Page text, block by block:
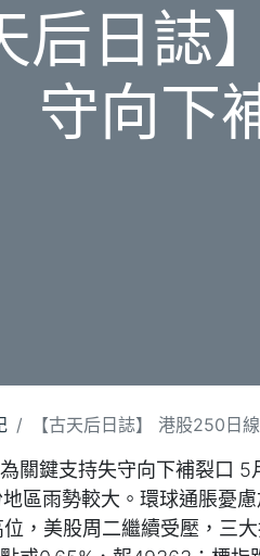
后日
守向下
【古天后日誌】 港股250日
關鍵支持失守向下補裂口
區雨勢較大。環球通脹憂
，美股周二繼續受壓，三